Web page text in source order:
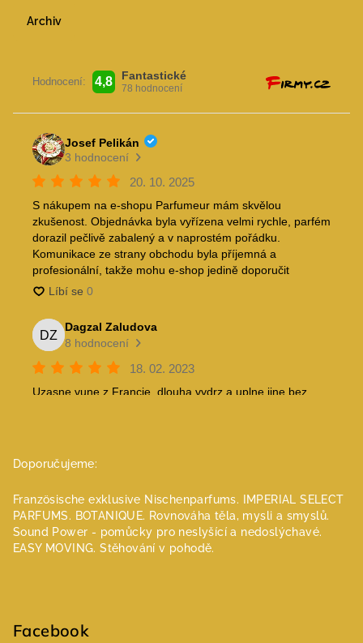
Archiv
Doporučujeme:
Französische exklusive Nischenparfums.
IMPERIAL SELECT
PARFUMS. BOTANIQUE. Rovnováha těla, mysli a smyslů.
Sound Power - pomůcky pro neslyšící a nedoslýchavé.
EASY MOVING. Stěhování v pohodě.
Facebook